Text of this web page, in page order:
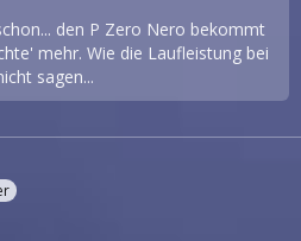
den P Zero Nero bekommt
mehr. Wie die Laufleistung bei
sagen...